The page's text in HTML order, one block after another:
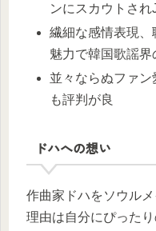
ンにスカウトさ
繊細な感情表現、
魅力で韓国歌謡
並々ならぬファ
も評判が良
ドハへの想い
作曲家ドハをソウルメ
理由は自分にぴった